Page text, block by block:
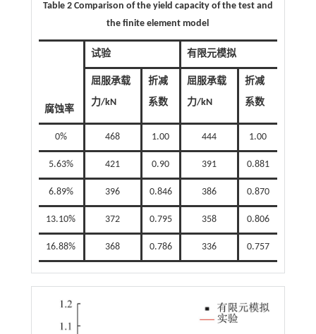
Table 2 Comparison of the yield capacity of the test and
the finite element model
腐蚀率
试验 有限元模拟
屈服承载
力/kN
折减
系数
屈服承载
力/kN
折减
系数
0% 468 1.00 444 1.00
5.63% 421 0.90 391 0.881
6.89% 396 0.846 386 0.870
13.10% 372 0.795 358 0.806
16.88% 368 0.786 336 0.757